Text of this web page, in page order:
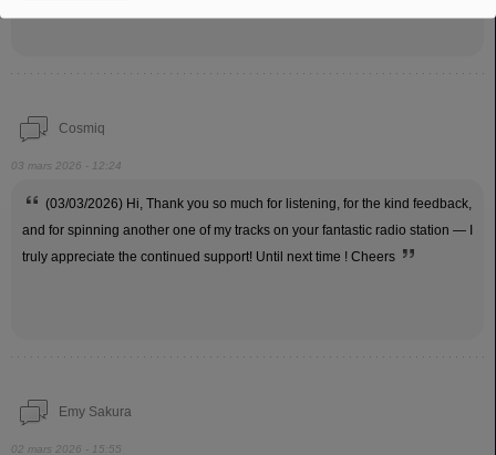
Cosmiq
03 mars 2026 - 12:24
(03/03/2026) Hi, Thank you so much for listening, for the kind feedback,
and for spinning another one of my tracks on your fantastic radio station — I
truly appreciate the continued support! Until next time ! Cheers
Emy Sakura
02 mars 2026 - 15:55